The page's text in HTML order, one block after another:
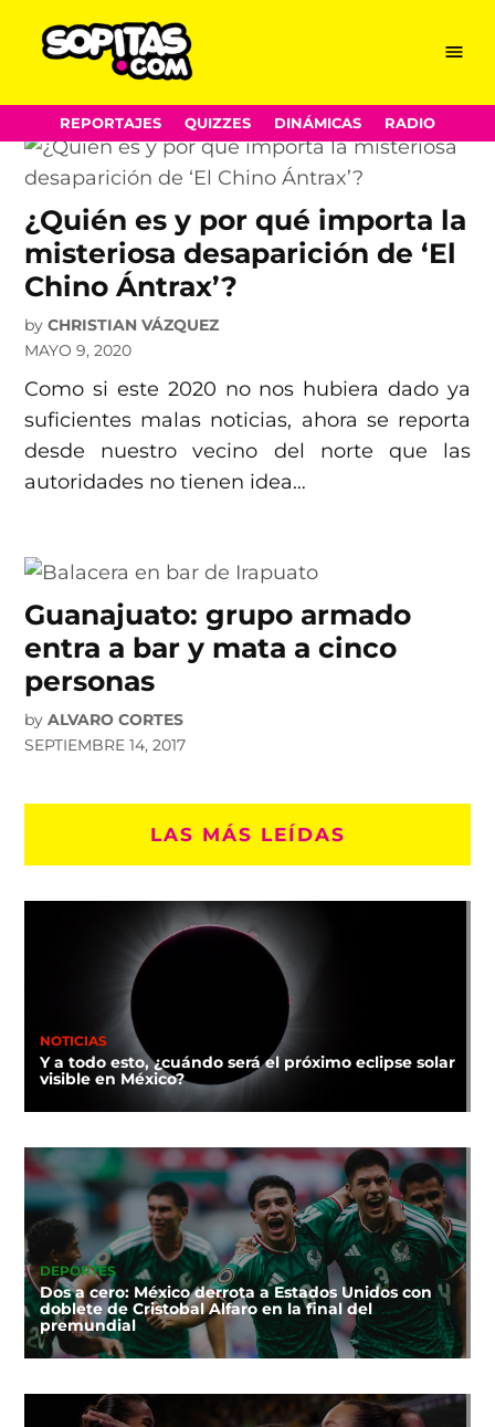
content
Menu
REPORTAJES QUIZZES DINÁMICAS RADIO
sicarios
¿Quién es y por qué importa la
misteriosa desaparición de ‘El
Chino Ántrax’?
by CHRISTIAN VÁZQUEZ
MAYO 9, 2020
Como si este 2020 no nos hubiera dado ya
suficientes malas noticias, ahora se reporta
desde nuestro vecino del norte que las
autoridades no tienen idea…
Guanajuato: grupo armado
entra a bar y mata a cinco
personas
by ALVARO CORTES
SEPTIEMBRE 14, 2017
LAS MÁS LEÍDAS
NOTICIAS
Y a todo esto, ¿cuándo será el próximo eclipse solar
visible en México?
DEPORTES
Dos a cero: México derrota a Estados Unidos con
doblete de Cristobal Alfaro en la final del
premundial